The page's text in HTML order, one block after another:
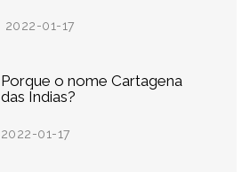
2022-01-17
Porque o nome Cartagena
das Índias?
2022-01-17